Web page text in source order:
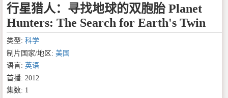
行星猎人：寻找地球的双胞胎 Planet
Hunters: The Search for Earth's Twin
类型: 科学
制片国家/地区: 美国
语言: 英语
首播: 2012
集数: 1